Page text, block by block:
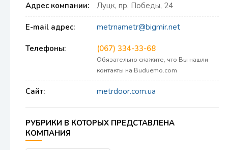
Адрес компании: Луцк, пр. Победы, 24
E-mail адрес: metrnametr@bigmir.net
Телефоны: (067) 334-33-68
Обязательно скажите, что Вы нашли
контакты на Buduemo.com
Сайт: metrdoor.com.ua
РУБРИКИ В КОТОРЫХ ПРЕДСТАВЛЕНА
КОМПАНИЯ